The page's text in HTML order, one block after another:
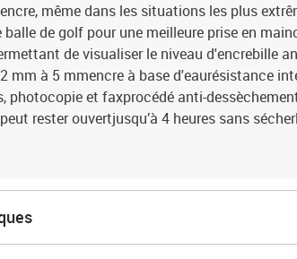
même dans les situations les plus
de golf pour une meilleure prise en
de visualiser le niveau d'encrebille
mm à 5 mmencre à base d'eaurésistance
photocopie et faxprocédé anti-
rester ouvertjusqu’à 4 heures sans